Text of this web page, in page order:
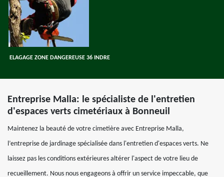
ELAGAGE ZONE DANGEREUSE 36 INDRE
Entreprise Malla: le spécialiste de l'entretien
d'espaces verts cimetériaux à Bonneuil
Maintenez la beauté de votre cimetière avec Entreprise Malla,
l’entreprise de jardinage spécialisée dans l'entretien d'espaces verts. Ne
laissez pas les conditions extérieures altérer l'aspect de votre lieu de
recueillement. Nous nous engageons à offrir un service impeccable, que